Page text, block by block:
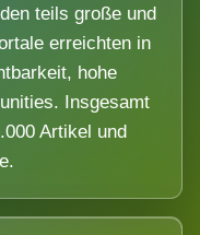
teils große und
erreichten in
hohe
Insgesamt
Artikel und